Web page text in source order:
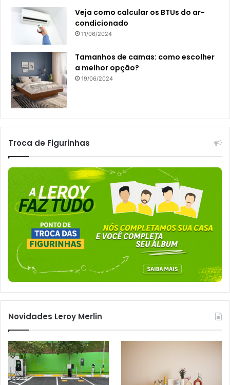
Veja como calcular os BTUs do ar-
condicionado
11/06/2024
Tamanhos de camas: como escolher
a melhor opção?
19/06/2024
Troca de Figurinhas
Novidades Leroy Merlin